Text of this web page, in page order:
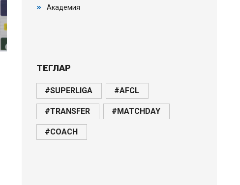
Академия
ТЕГЛАР
#SUPERLIGA #AFCL
#TRANSFER #MATCHDAY
#COACH